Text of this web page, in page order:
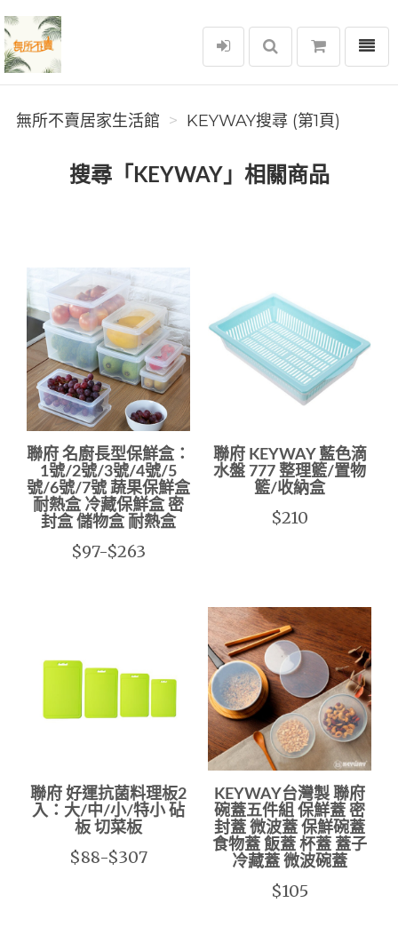
無所不賣居家生活館
選單
無所不賣居家生活館 KEYWAY搜尋 (第1頁)
搜尋「KEYWAY」相關商品
聯府 名廚長型保鮮盒：
1號/2號/3號/4號/5
號/6號/7號 蔬果保鮮盒
耐熱盒 冷藏保鮮盒 密
封盒 儲物盒 耐熱盒
$97-$263
聯府 KEYWAY 藍色滴
水盤 777 整理籃/置物
籃/收納盒
$210
聯府 好運抗菌料理板2
入：大/中/小/特小 砧
板 切菜板
$88-$307
KEYWAY台灣製 聯府
碗蓋五件組 保鮮蓋 密
封蓋 微波蓋 保鮮碗蓋
食物蓋 飯蓋 杯蓋 蓋子
冷藏蓋 微波碗蓋
$105